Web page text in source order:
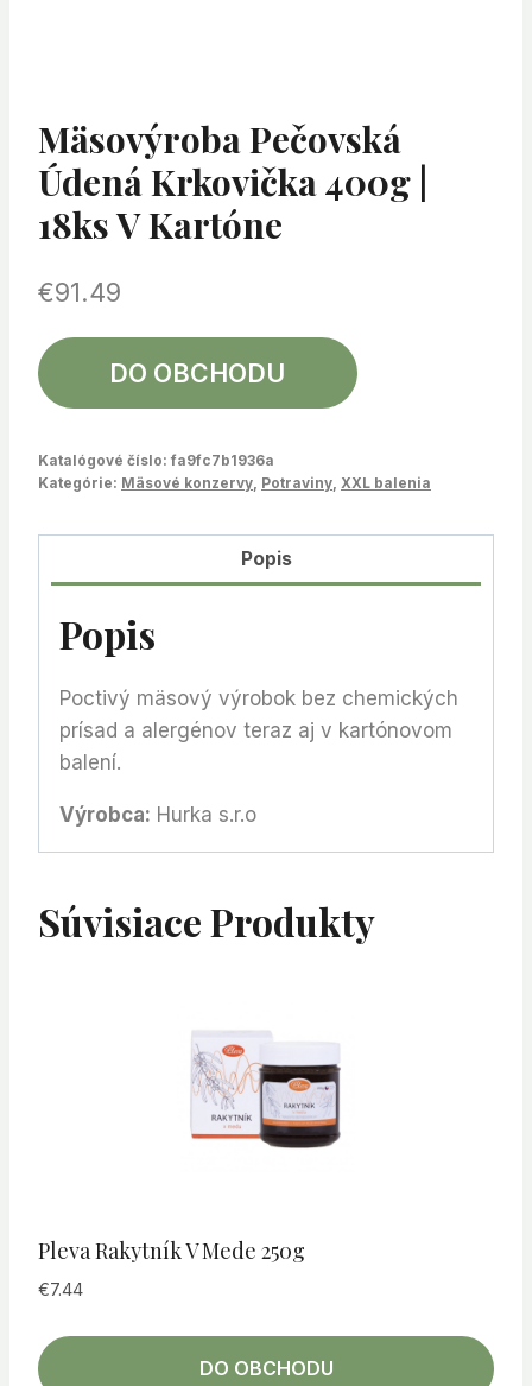
Mäsovýroba Pečovská
Údená Krkovička 400g |
18ks V Kartóne
€91.49
DO OBCHODU
Katalógové číslo: fa9fc7b1936a
Kategórie: Mäsové konzervy Potraviny XXL balenia
Popis
Popis
Poctivý mäsový výrobok bez chemických
prísad a alergénov teraz aj v kartónovom
balení.
Výrobca: Hurka s.r.o
Súvisiace Produkty
Pleva Rakytník V Mede 250g
€7.44
DO OBCHODU